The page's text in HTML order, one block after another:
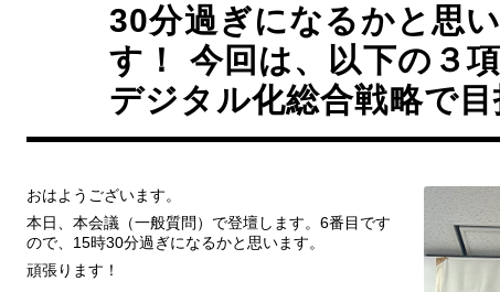
30分過ぎになるかと思
す！ 今回は、以下の３
デジタル化総合戦略で
おはようございます。
本日、本会議（一般質問）で登壇します。6番目です
ので、15時30分過ぎになるかと思います。
頑張ります！